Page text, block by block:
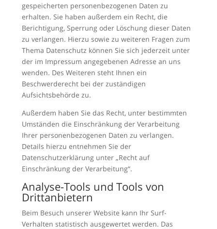
gespeicherten personenbezogenen Daten zu
erhalten. Sie haben außerdem ein Recht, die
Berichtigung, Sperrung oder Löschung dieser Daten
zu verlangen. Hierzu sowie zu weiteren Fragen zum
Thema Datenschutz können Sie sich jederzeit unter
der im Impressum angegebenen Adresse an uns
wenden. Des Weiteren steht Ihnen ein
Beschwerderecht bei der zuständigen
Aufsichtsbehörde zu.
Außerdem haben Sie das Recht, unter bestimmten
Umständen die Einschränkung der Verarbeitung
Ihrer personenbezogenen Daten zu verlangen.
Details hierzu entnehmen Sie der
Datenschutzerklärung unter „Recht auf
Einschränkung der Verarbeitung“.
Analyse-Tools und Tools von
Drittanbietern
Beim Besuch unserer Website kann Ihr Surf-
Verhalten statistisch ausgewertet werden. Das